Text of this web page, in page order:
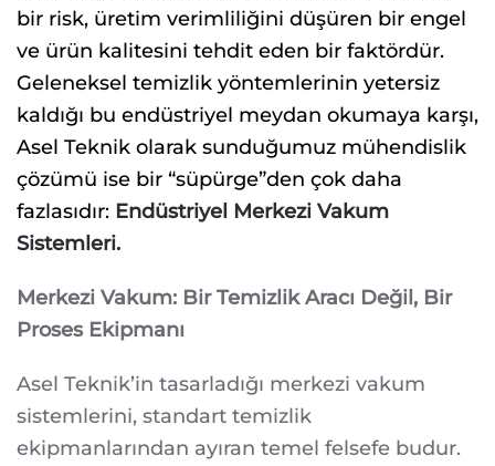
bir risk, üretim verimliliğini düşüren bir engel
ve ürün kalitesini tehdit eden bir faktördür.
Geleneksel temizlik yöntemlerinin yetersiz
kaldığı bu endüstriyel meydan okumaya karşı,
Asel Teknik olarak sunduğumuz mühendislik
çözümü ise bir “süpürge”den çok daha
fazlasıdır: Endüstriyel Merkezi Vakum
Sistemleri.
Merkezi Vakum: Bir Temizlik Aracı Değil, Bir
Proses Ekipmanı
Asel Teknik’in tasarladığı merkezi vakum
sistemlerini, standart temizlik
ekipmanlarından ayıran temel felsefe budur.